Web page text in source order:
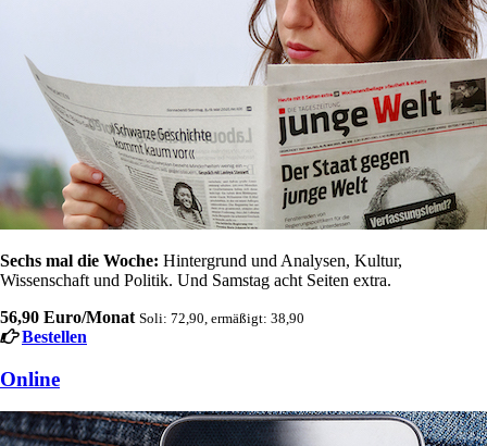
Sechs mal die Woche: Hintergrund und Analysen, Kultur,
Wissenschaft und Politik. Und Samstag acht Seiten extra.
56,90 Euro/Monat Soli: 72,90, ermäßigt: 38,90
Bestellen
Online